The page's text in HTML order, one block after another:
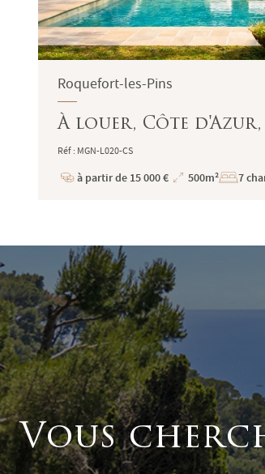
Roquefort-les-Pins
À louer, Côte d'Azur,
Réf : MGN-L020-CS
Prix
à partir de 15 000 €
Superficie
500m² 7
Vous